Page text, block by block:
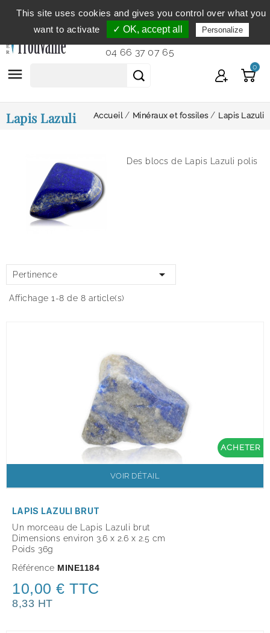
Service clientèle
du lundi au vendredi de 9h à 12h et
de 14h à 18h...
04 66 37 07 65
 0
Lapis Lazuli Accueil Minéraux et fossiles Lapis Lazuli
Des blocs de Lapis Lazuli polis
Pertinence 
Affichage 1-8 de 8 article(s)
ACHETER
VOIR DÉTAIL
LAPIS LAZULI BRUT
Un morceau de Lapis Lazuli brut
Dimensions environ 3.6 x 2.6 x 2.5 cm
Poids 36g
Référence MINE1184
10,00 € TTC
8,33 HT
This site uses cookies and gives you control over what you
want to activate
✓ OK, accept all Personalize